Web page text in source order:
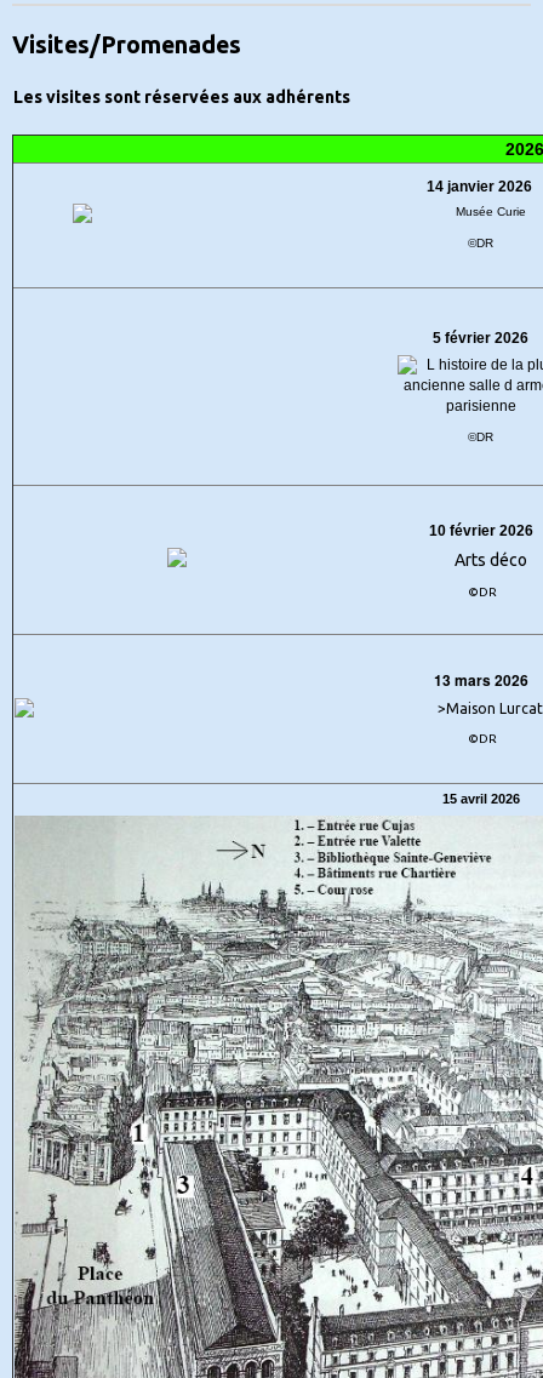
Visites/Promenades
Les visites sont réservées aux adhérents
2026
14 janvier 2026
©DR
5 février 2026
©DR
10 février 2026
©DR
13 mars 2026
©DR
15 avril 2026